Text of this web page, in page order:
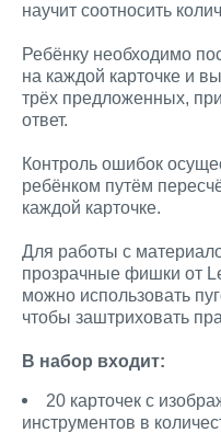
научит соотносить
Ребёнку необходимо
на каждой карточке и
трёх предложенных,
ответ.
Контроль ошибок
ребёнком путём
каждой карточке.
Для работы с
прозрачные фишки от
можно использовать
чтобы заштриховать
В набор входит:
20 карточек с
инструментов в